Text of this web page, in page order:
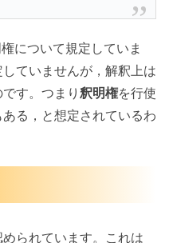
について規定していま
ていませんが，解釈上は
す。つまり 釈明権を行使
る，と想定されているわ
められています。これは